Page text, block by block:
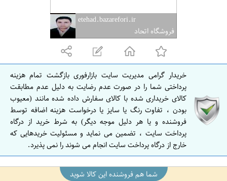
ا
ص
ف
ه
ا
ن
etehad.bazarefori.ir
فروشگاه اتحاد
خریدار گرامی مدیریت سایت بازارفوری بازگشت تمام هزینه
پرداختی شما را در صورت عدم رضایت به دلیل عدم مطابقت
کالای خریداری شده با کالای سفارش داده شده مانند (معیوب
بودن ، تفاوت رنگ یا سایز یا درخواست هزینه اضافه توسط
فروشنده و یا هر دلیل موجه دیگر) به شرط خرید از درگاه
پرداخت سایت ، تضمین می نماید و مسئولیت خریدهایی که
خارج از درگاه پرداخت سایت انجام می شوند را نمی پذیرد.
شما هم فروشنده این کالا شوید